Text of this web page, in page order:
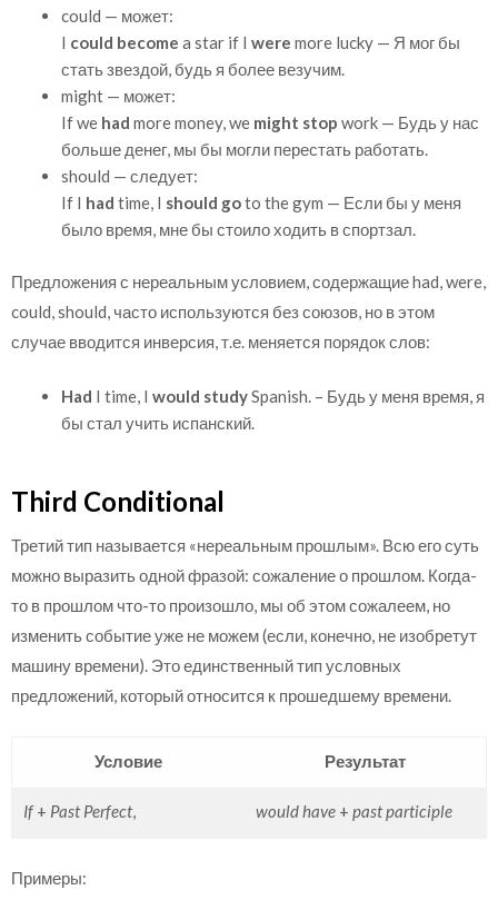
could — может:
I could become a star if I were more lucky — Я мог бы
стать звездой, будь я более везучим.
might — может:
If we had more money, we might stop work — Будь у нас
больше денег, мы бы могли перестать работать.
should — следует:
If I had time, I should goto the gym — Если бы у меня
было время, мне бы стоило ходить в спортзал.
Предложения с нереальным условием, содержащие had, were,
could, should, часто используются без союзов, но в этом
случае вводится инверсия, т.е. меняется порядок слов:
Had I time, I would studySpanish. – Будь у меня время, я
бы стал учить испанский.
Third Conditional
Третий тип называется «нереальным прошлым». Всю его суть
можно выразить одной фразой: сожаление о прошлом. Когда-
то в прошлом что-то произошло, мы об этом сожалеем, но
изменить событие уже не можем (если, конечно, не изобретут
машину времени). Это единственный тип условных
предложений, который относится к прошедшему времени.
Условие Результат
If+ Past Perfect, would have + past participle
Примеры: